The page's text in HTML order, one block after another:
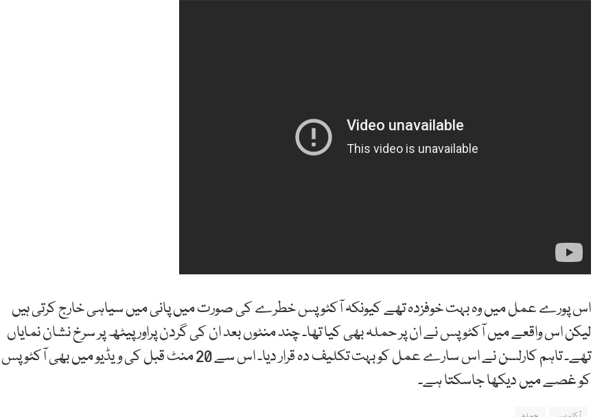
اس پورے عمل میں وہ بہت خوفزدہ تھے کیونکہ آکٹوپس خطرے کی صورت میں پانی میں سیاہی خارج کرتی ہیں
لیکن اس واقعے میں آکٹوپس نے ان پر حملہ بھی کیا تھا۔ چند منٹوں بعد ان کی گردن پراور پیٹھ پر سرخ نشان نمایاں
تھے۔ تاہم کارلسن نے اس سارے عمل کو بہت تکلیف دہ قرار دیا۔ اس سے 20 منٹ قبل کی ویڈیو میں بھی آکٹوپس
کو غصے میں دیکھا جاسکتا ہے۔